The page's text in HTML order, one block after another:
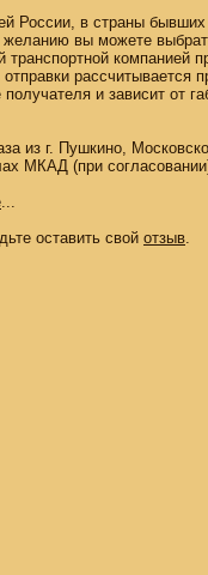
России, в страны
вы можете
компанией
рассчитывается
и зависит от
из г. Пушкино,
МКАД (при
...
оставить свой отзыв.